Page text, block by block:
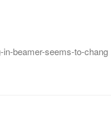
beamer-seems-to-chang